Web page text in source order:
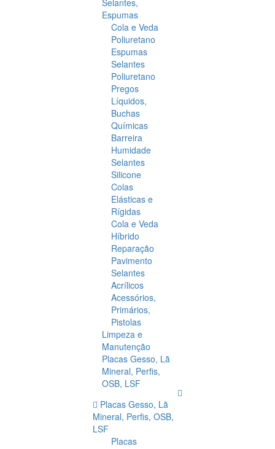
Selantes,
Espumas
Cola e Veda
Poliuretano
Espumas
Selantes
Poliuretano
Pregos
Líquidos,
Buchas
Químicas
Barreira
Humidade
Selantes
Silicone
Colas
Elásticas e
Rígidas
Cola e Veda
Híbrido
Reparação
Pavimento
Selantes
Acrílicos
Acessórios,
Primários,
Pistolas
Limpeza e
Manutenção
Placas Gesso, Lã
Mineral, Perfis,
OSB, LSF
Placas Gesso, Lã
Mineral, Perfis, OSB,
LSF
Placas